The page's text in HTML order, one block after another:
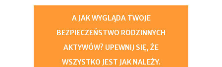
A JAK WYGLĄDA TWOJE
BEZPIECZEŃSTWO RODZINNYCH
AKTYWÓW? UPEWNIJ SIĘ, ŻE
WSZYSTKO JEST JAK NALEŻY.